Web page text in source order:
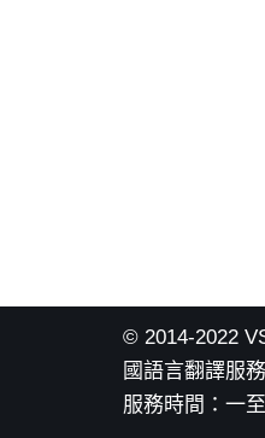
© 2014-2022
國語言翻譯服
服務時間：一